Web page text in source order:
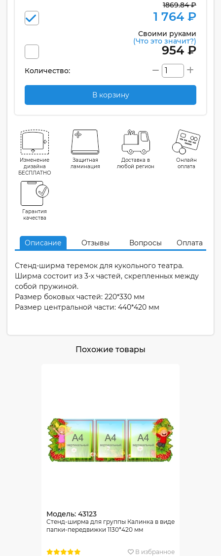
1869.84 ₽
1 764 ₽
Своими руками
(Что это значит?)
954 ₽
Количество:
В корзину
Изменение
дизайна
БЕСПЛАТНО
Защитная
ламинация
Доставка в
любой регион
Онлайн
оплата
Гарантия
качества
Описание Отзывы Вопросы Оплата
Стенд-ширма теремок для кукольного театра.
Ширма состоит из 3-х частей, скрепленных между
собой пружиной.
Размер боковых частей: 220*330 мм
Размер центральной части: 440*420 мм
Похожие товары
Модель: 43123
Стенд-ширма для группы Калинка в виде
папки-передвижки 1130*420 мм
В избранное